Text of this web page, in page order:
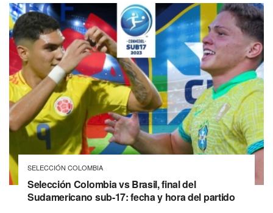
SELECCIÓN COLOMBIA
Selección Colombia vs Brasil, final del
Sudamericano sub-17: fecha y hora del partido